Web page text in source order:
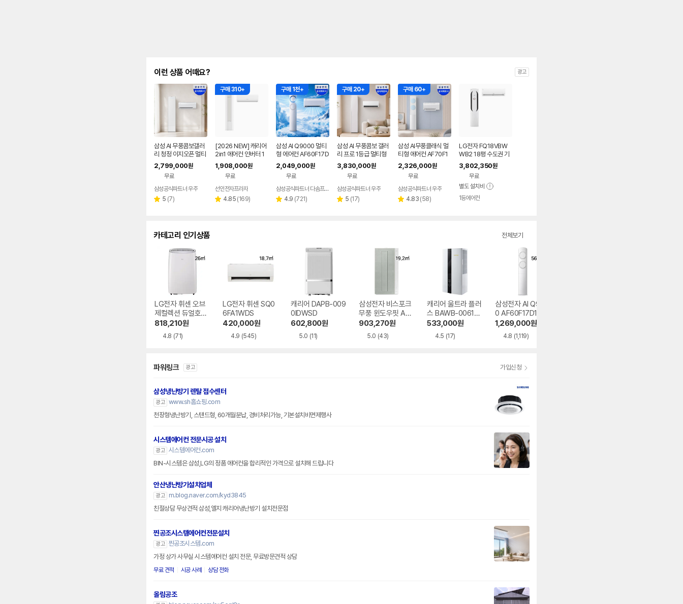
이런 상품 어때요? 광고
삼성 AI 무풍콤보갤러
리 청정 이지오픈 멀티
형 에어컨 AF80F17D
22WRS 기본설치포
2,799,000원
무료
삼성공식파트너 우주
별 5 리
(7)
구매 310+
[2026 NEW] 캐리어
2in1 에어컨 인버터 1
등급 멀티형 wifi 17평
+6평 투인원 전국 설
치비포함
1,908,000원
무료
선인전자프라자
별 4.85 리
(169)
구매 1천+
삼성 AI Q9000 멀티
형 에어컨 AF60F17D
11BRS 전국기본설치
포함
2,049,000원
무료
삼성공식파트너 다솜프라자
별 4.9 리
(721)
구매 20+
삼성 AI 무풍콤보 갤러
리 프로 1등급 멀티형
에어컨 AF90H17D3
8ERS 기본설치포함
3,830,000원
무료
삼성공식파트너 우주
별 5 리
(17)
구매 60+
삼성 AI무풍클래식 멀
티형 에어컨 AF70F1
7D11LRS 프리미엄
블루 기본설치비포함
2,326,000원
무료
삼성공식파트너 우주
별 4.83 리
(58)
LG전자 FQ18VBW
WB2 18평 수도권 기
본설치 포함 투인원 에
어컨
3,802,350원
무료
별도 설치비
1등에어컨
카테고리 인기상품 전체보기
LG전자 휘센 오브
제컬렉션 듀얼호스
PQ08FDWBS
818,210원
4.8 (71)
LG전자 휘센 SQ0
6FA1WDS
420,000원
4.9 (545)
캐리어 DAPB-009
0IDWSD
602,800원
5.0 (11)
삼성전자 비스포크
무풍 윈도우핏 AW
06C7155EWAZ
903,270원
5.0 (43)
캐리어 울트라 플러
스 BAWB-0061YA
WSD
533,000원
4.5 (17)
삼성전자 AI Q900
0 AF60F17D11GS
1,269,000원
4.8 (1,119)
파워링크 광고 가입신청
삼성냉난방기 렌탈 접수센터
광고 www.sh홈쇼핑.com
천장형냉난방기, 스탠드형, 60개월분납, 경비처리가능, 기본설치비면제행사
시스템에어컨 전문시공 설치
광고 시스템에어컨.com
BIN-시스템은 삼성,LG의 정품 에어컨을 합리적인 가격으로 설치해 드립니다
안산냉난방기설치업체
광고
m.blog.naver.com/kyd3845
친절상담 무상견적 삼성,엘지 캐리어냉난방기 설치전문점
찐공조시스템에어컨전문설치
광고 찐공조시스템.com
가정 상가 사무실 시스템에어컨 설치 전문, 무료방문견적 상담
무료 견적 시공 사례 상담 전화
올림공조